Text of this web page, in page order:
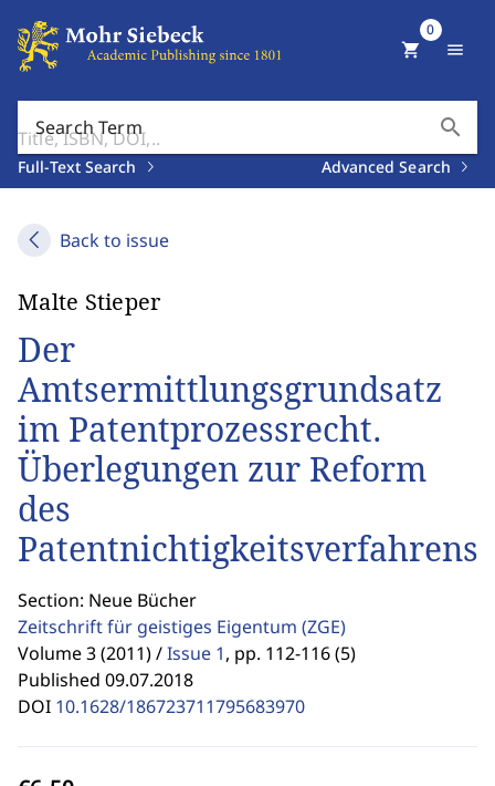
Search Term search
Full-Text Search Advanced Search
shopping_cart
0
menu
Back to issue
Malte Stieper
Der
Amtsermittlungsgrundsatz
im Patentprozessrecht.
Überlegungen zur Reform
des
Patentnichtigkeitsverfahrens
Section: Neue Bücher
Zeitschrift für geistiges Eigentum (ZGE)
Volume 3 (2011) /Issue 1, pp. 112-116 (5)
Published 09.07.2018
DOI 10.1628/186723711795683970